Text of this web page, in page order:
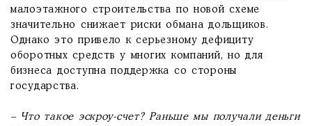
малоэтажного строительства по новой схеме
значительно снижает риски обмана дольщиков.
Однако это привело к серьезному дефициту
оборотных средств у многих компаний, но для
бизнеса доступна поддержка со стороны
государства.
– Что такое эскроу-счет? Раньше мы получали деньги